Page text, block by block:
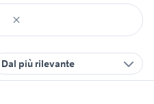
Dal più rilevante